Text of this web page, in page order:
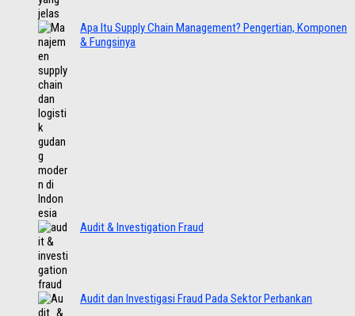
Apa Itu Supply Chain Management? Pengertian, Komponen
& Fungsinya
Audit & Investigation Fraud
Audit dan Investigasi Fraud Pada Sektor Perbankan